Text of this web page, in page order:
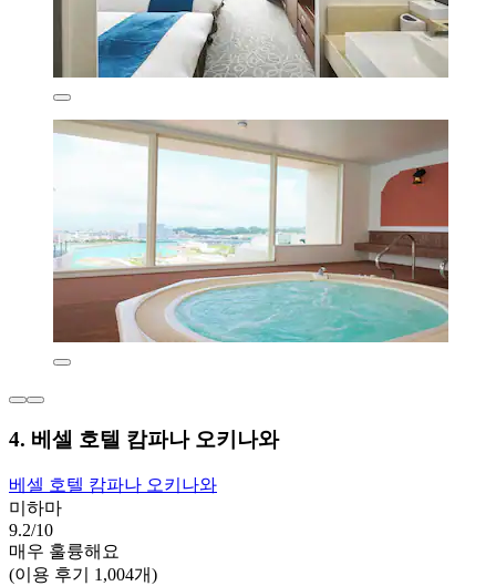
4. 베셀 호텔 캄파나 오키나와
베셀 호텔 캄파나 오키나와
미하마
9.2/10
매우 훌륭해요
(이용 후기 1,004개)